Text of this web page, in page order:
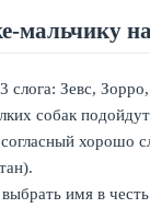
мальчику
слога: Зевс,
собак
хорошо
имя в